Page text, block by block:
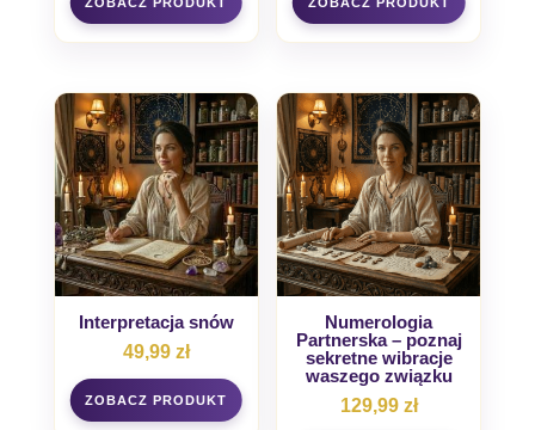
od
49,99 zł
199,00 zł
Interpretacja snów
49,99 zł
Numerologia
Partnerska – poznaj
sekretne wibracje
waszego związku
129,99 zł